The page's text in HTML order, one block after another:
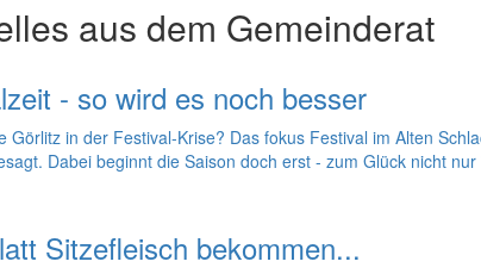
aus dem Gemeinderat
- so wird es noch besser
in der Festival-Krise? Das fokus Festival im Alten
Dabei beginnt die Saison doch erst - zum Glück nicht
Sitzefleisch bekommen...